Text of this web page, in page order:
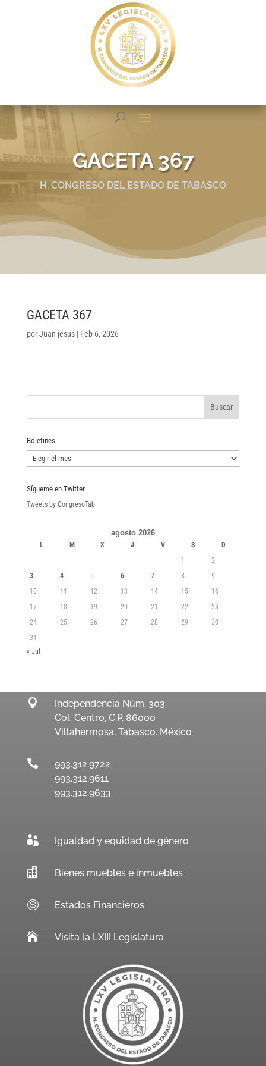
GACETA 367
H. CONGRESO DEL ESTADO DE TABASCO
GACETA 367
porJuan jesus| Feb 6, 2026
Boletines
Boletines
Sígueme en Twitter
Tweets by CongresoTab
agosto 2026
L M X J V S
D
1
2
3
4 5 6 7 8
9
10
11 12 13 14 15
16
17
18 19 20 21 22
23
24
25 26 27 28 29
30
31
« Jul

Independencia Núm. 303
Col. Centro, C.P. 86000
Villahermosa, Tabasco. México

993.312.9722
993.312.9611
993.312.9633
 Igualdad y equidad de género
 Bienes muebles e inmuebles
 Estados Financieros
 Visita la LXIII Legislatura